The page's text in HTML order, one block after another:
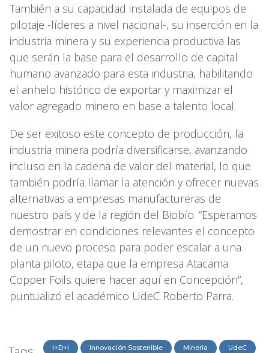
También a su capacidad instalada de equipos de
pilotaje -líderes a nivel nacional-, su inserción en la
industria minera y su experiencia productiva las
que serán la base para el desarrollo de capital
humano avanzado para esta industria, habilitando
el anhelo histórico de exportar y maximizar el
valor agregado minero en base a talento local.
De ser exitoso este concepto de producción, la
industria minera podría diversificarse, avanzando
incluso en la cadena de valor del material, lo que
también podría llamar la atención y ofrecer nuevas
alternativas a empresas manufactureras de
nuestro país y de la región del Biobío. “Esperamos
demostrar en condiciones relevantes el concepto
de un nuevo proceso para poder escalar a una
planta piloto, etapa que la empresa Atacama
Copper Foils quiere hacer aquí en Concepción”,
puntualizó el académico UdeC Roberto Parra.
I+D+i Innovación Sostenible Minería UdeC